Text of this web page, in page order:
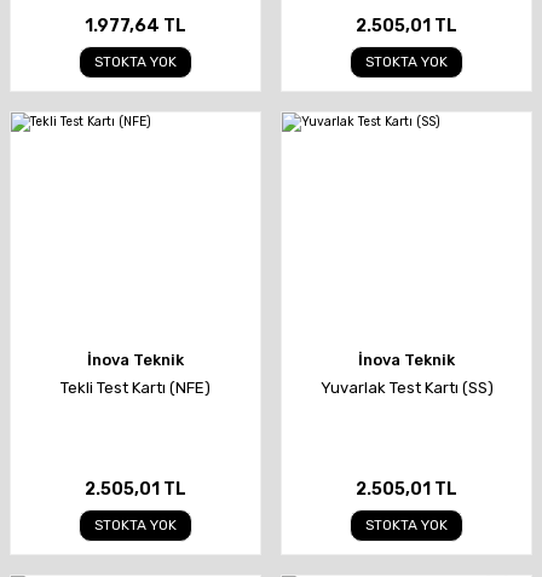
1.977,64 TL
STOKTA YOK
2.505,01 TL
STOKTA YOK
İnova Teknik
Tekli Test Kartı (NFE)
2.505,01 TL
STOKTA YOK
İnova Teknik
Yuvarlak Test Kartı (SS)
2.505,01 TL
STOKTA YOK